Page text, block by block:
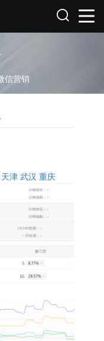
信营销
天津 武汉 重庆